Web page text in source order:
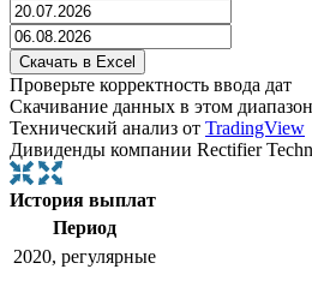
Проверьте корректность ввода дат
Скачивание данных в этом
Технический анализ от TradingView
Дивиденды компании Rectifier
История выплат
Период
2020, регулярные